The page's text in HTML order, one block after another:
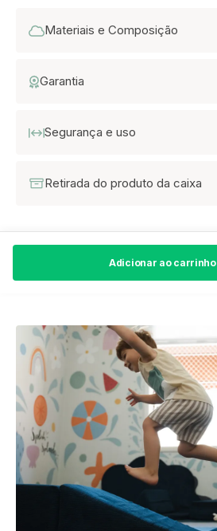
Materiais e Composição
Garantia
Segurança e uso
Retirada do produto da caixa
Adicionar ao carrinho